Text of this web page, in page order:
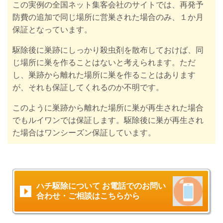
この実例の全国ネット集客会社のサイトでは、再発予
防費の追加で同じ場所に営巣された場合のみ、１か月
保証となっています。
駆除後に巣跡にしっかり殺虫剤を散布しておけば、同
じ場所に巣を作ることはないと考えられます。ただ
し、巣跡から離れた場所に巣を作ることはあります
が、それも保証してくれるのか不明です。
このように巣跡から離れた場所に巣が再生された場合
でもルイワンでは保証します。駆除後に巣が再生され
た場合はワンシーズン保証しています。
ハチ駆除について お電話でのお問い
合わせ・ご相談はこちらから